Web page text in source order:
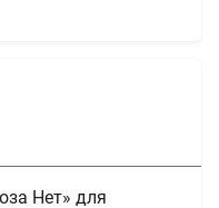
Нет» для